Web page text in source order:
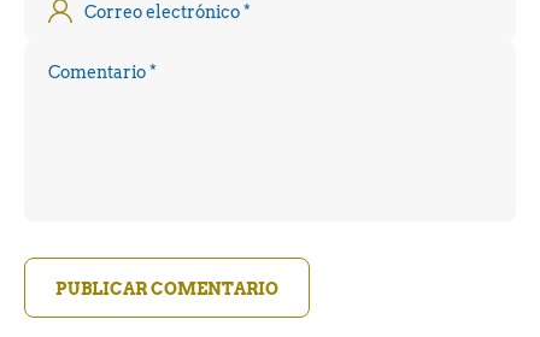
Correo electrónico*
Comentario*
PUBLICAR COMENTARIO